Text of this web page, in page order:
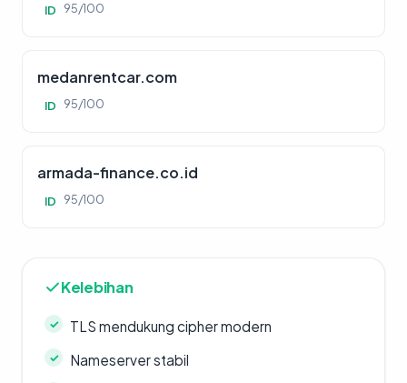
ID 95/100
medanrentcar.com
ID 95/100
armada-finance.co.id
ID 95/100
Kelebihan
TLS mendukung cipher modern
Nameserver stabil